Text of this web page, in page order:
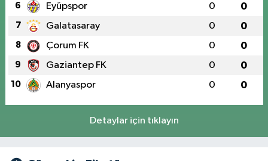
6 Eyüpspor 0 0
7 Galatasaray 0 0
8 Çorum FK 0 0
9 Gaziantep FK 0 0
10 Alanyaspor 0 0
Detaylar için tıklayın